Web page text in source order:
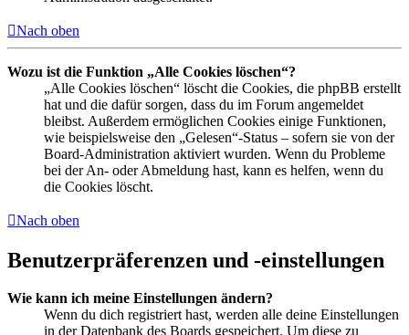
Nach oben
Wozu ist die Funktion „Alle Cookies löschen“?
„Alle Cookies löschen“ löscht die Cookies, die phpBB erstellt
hat und die dafür sorgen, dass du im Forum angemeldet
bleibst. Außerdem ermöglichen Cookies einige Funktionen,
wie beispielsweise den „Gelesen“-Status – sofern sie von der
Board-Administration aktiviert wurden. Wenn du Probleme
bei der An- oder Abmeldung hast, kann es helfen, wenn du
die Cookies löscht.
Nach oben
Benutzerpräferenzen und -einstellungen
Wie kann ich meine Einstellungen ändern?
Wenn du dich registriert hast, werden alle deine Einstellungen
in der Datenbank des Boards gespeichert. Um diese zu